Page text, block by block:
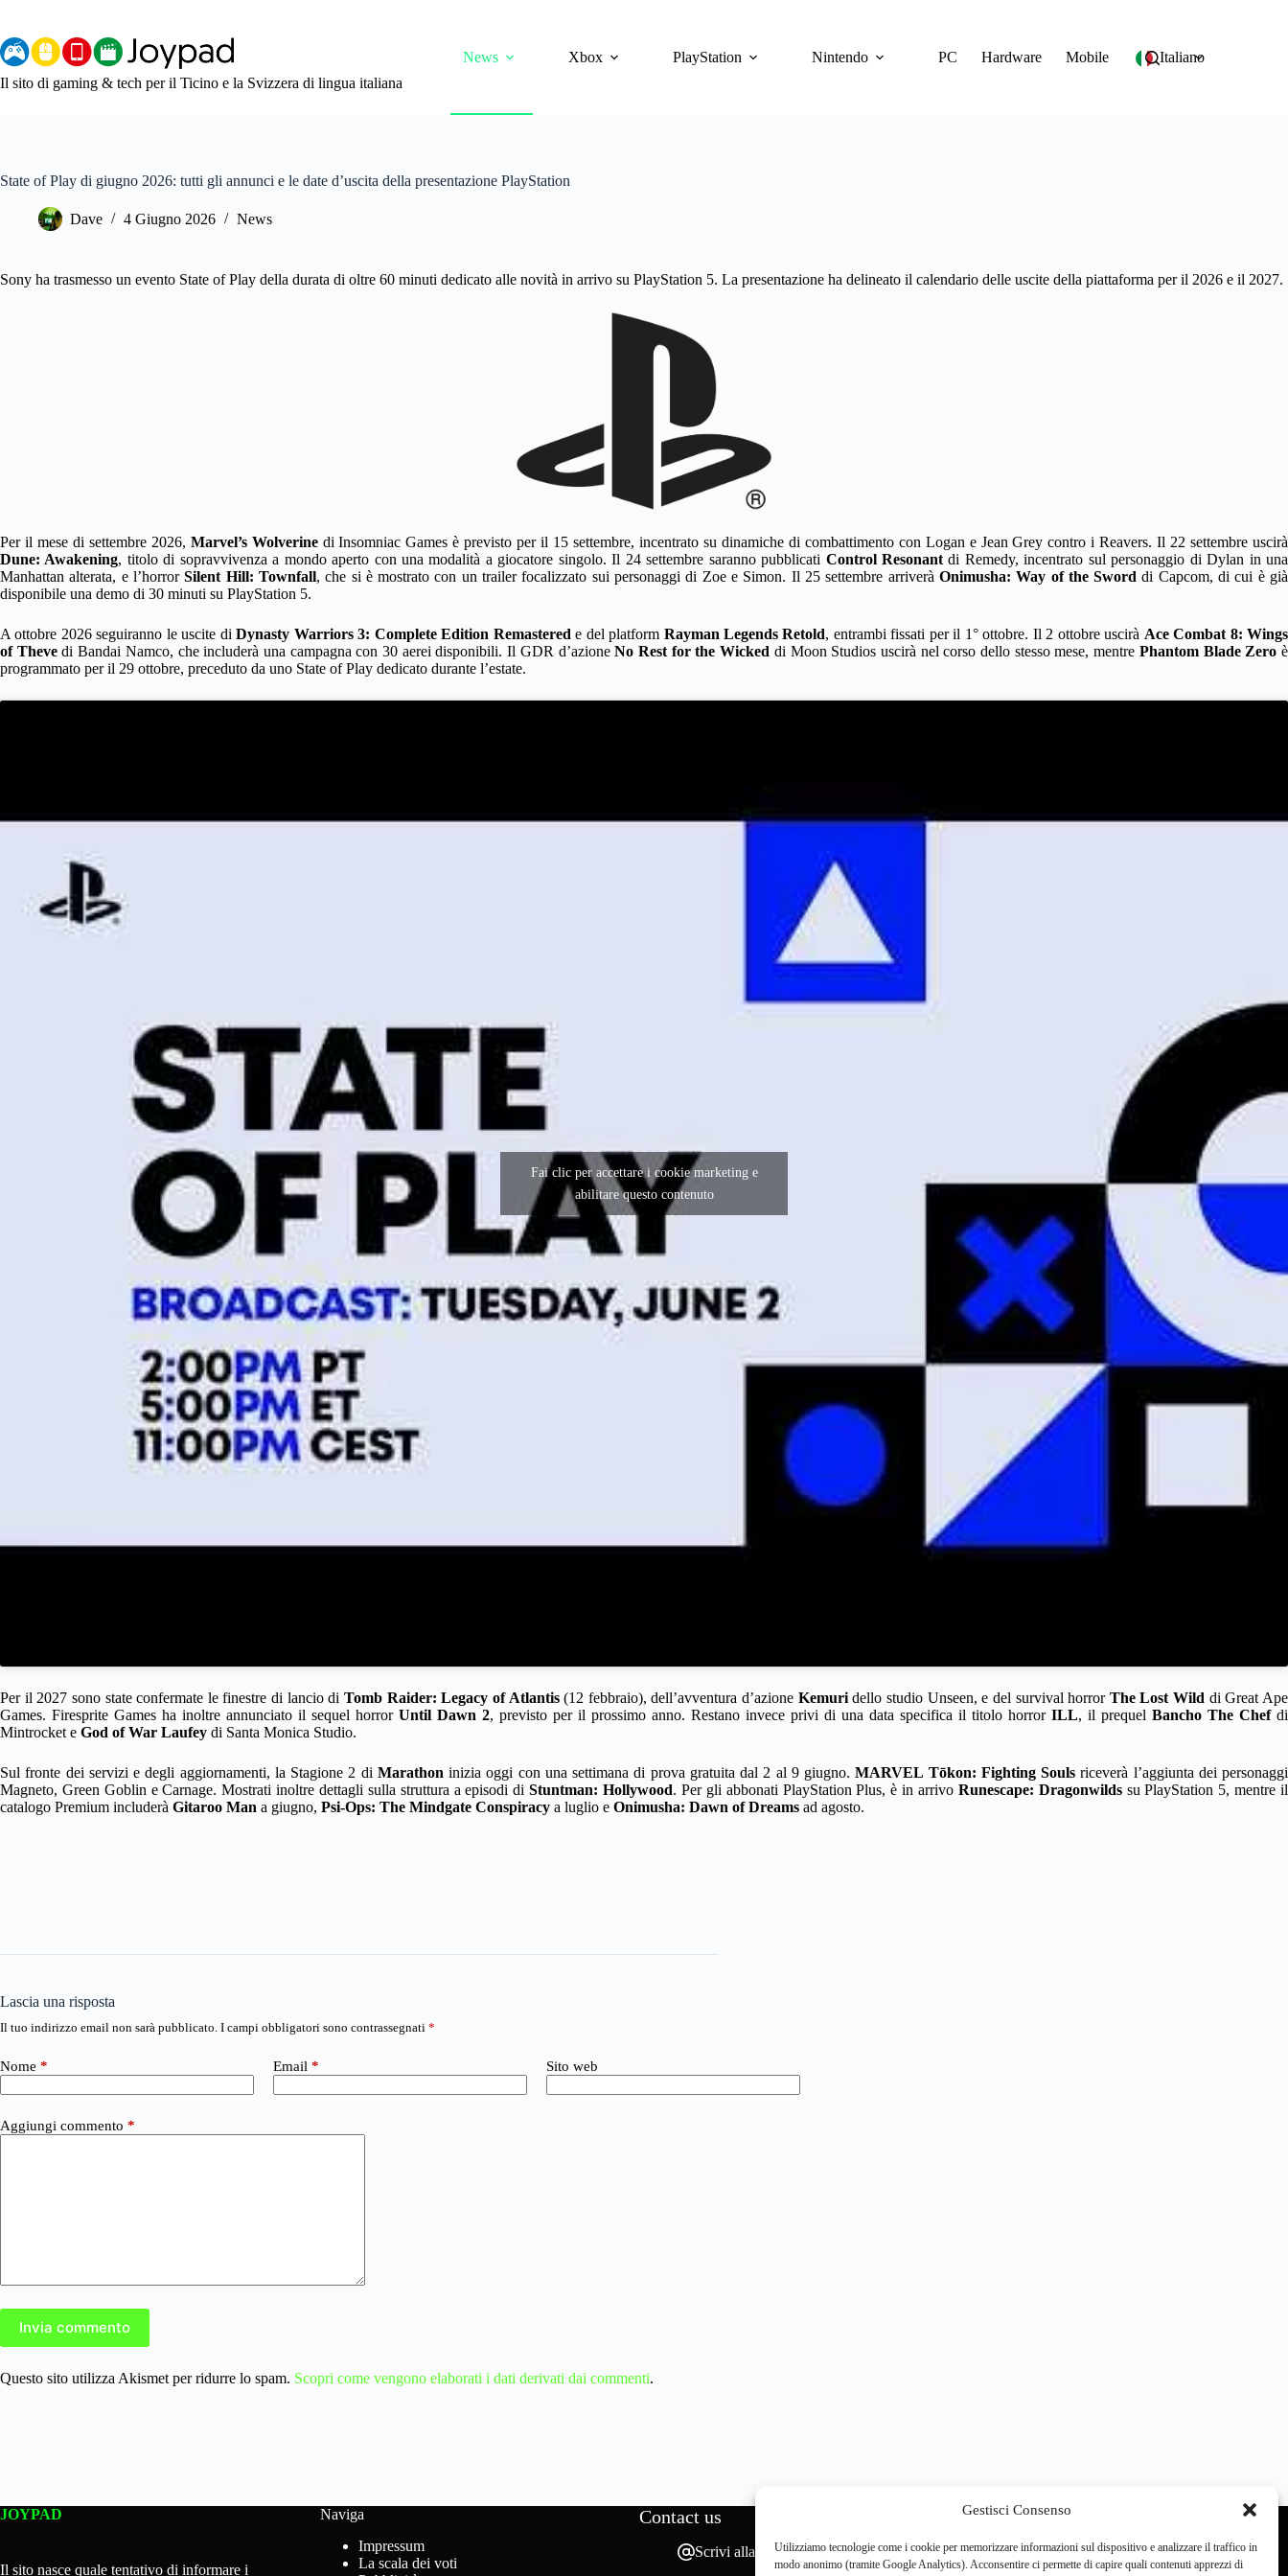
Gestisci Consenso
Utilizziamo tecnologie come i cookie per memorizzare informazioni sul dispositivo e analizzare il traffico in
modo anonimo (tramite Google Analytics). Acconsentire ci permette di capire quali contenuti apprezzi di
contenuto
Il sito di gaming & tech per il Ticino e la Svizzera di lingua italiana
News Xbox PlayStation Nintendo PC Hardware Mobile Italiano
State of Play di giugno 2026: tutti gli annunci e le date d’uscita della presentazione PlayStation
Dave 4 Giugno 2026 News
Sony ha trasmesso un evento State of Play della durata di oltre 60 minuti dedicato alle novità in arrivo su PlayStation 5. La presentazione ha delineato il calendario delle uscite della piattaforma per il 2026 e il 2027.
Per il mese di settembre 2026, Marvel’s Wolverinedi Insomniac Games è previsto per il 15 settembre, incentrato su dinamiche di combattimento con Logan e Jean Grey contro i Reavers. Il 22 settembre uscirà
Dune: Awakening, titolo di sopravvivenza a mondo aperto con una modalità a giocatore singolo. Il 24 settembre saranno pubblicati Control Resonantdi Remedy, incentrato sul personaggio di Dylan in una
Manhattan alterata, e l’horrorSilent Hill: Townfall, che si è mostrato con un trailer focalizzato sui personaggi di Zoe e Simon. Il 25 settembre arriverà Onimusha: Way of the Sword di Capcom, di cui è già
disponibile una demo di 30 minuti su PlayStation 5.
A ottobre 2026 seguiranno le uscite diDynasty Warriors 3: Complete Edition Remastered e del platform Rayman Legends Retold, entrambi fissati per il 1° ottobre. Il 2 ottobre uscirà Ace Combat 8: Wings
of Thevedi Bandai Namco, che includerà una campagna con 30 aerei disponibili. Il GDR d’azioneNo Rest for the Wicked di Moon Studios uscirà nel corso dello stesso mese, mentre Phantom Blade Zero è
programmato per il 29 ottobre, preceduto da uno State of Play dedicato durante l’estate.
Fai clic per accettare i cookie marketing e
abilitare questo contenuto
Per il 2027 sono state confermate le finestre di lancio di Tomb Raider: Legacy of Atlantis(12 febbraio), dell’avventura d’azione Kemuridello studio Unseen, e del survival horror The Lost Wild di Great Ape
Games. Firesprite Games ha inoltre annunciato il sequel horror Until Dawn 2, previsto per il prossimo anno. Restano invece privi di una data specifica il titolo horror ILL, il prequel Bancho The Chefdi
Mintrocket e God of War Laufey di Santa Monica Studio.
Sul fronte dei servizi e degli aggiornamenti, la Stagione 2 di Marathon inizia oggi con una settimana di prova gratuita dal 2 al 9 giugno.MARVEL Tōkon: Fighting Souls riceverà l’aggiunta dei personaggi
Magneto, Green Goblin e Carnage. Mostrati inoltre dettagli sulla struttura a episodi diStuntman: Hollywood. Per gli abbonati PlayStation Plus, è in arrivo Runescape: Dragonwildssu PlayStation 5, mentre il
catalogo Premium includerà Gitaroo Man a giugno, Psi-Ops: The Mindgate Conspiracy a luglio e Onimusha: Dawn of Dreams ad agosto.
Lascia una risposta
Il tuo indirizzo email non sarà pubblicato. I campi obbligatori sono contrassegnati *
Nome * Email * Sito web
Aggiungi commento *
Invia commento
Questo sito utilizza Akismet per ridurre lo spam. Scopri come vengono elaborati i dati derivati dai commenti.
JOYPAD
Il sito nasce quale tentativo di informare i
Naviga
Impressum
La scala dei voti
Contact us
Scrivi alla redazione